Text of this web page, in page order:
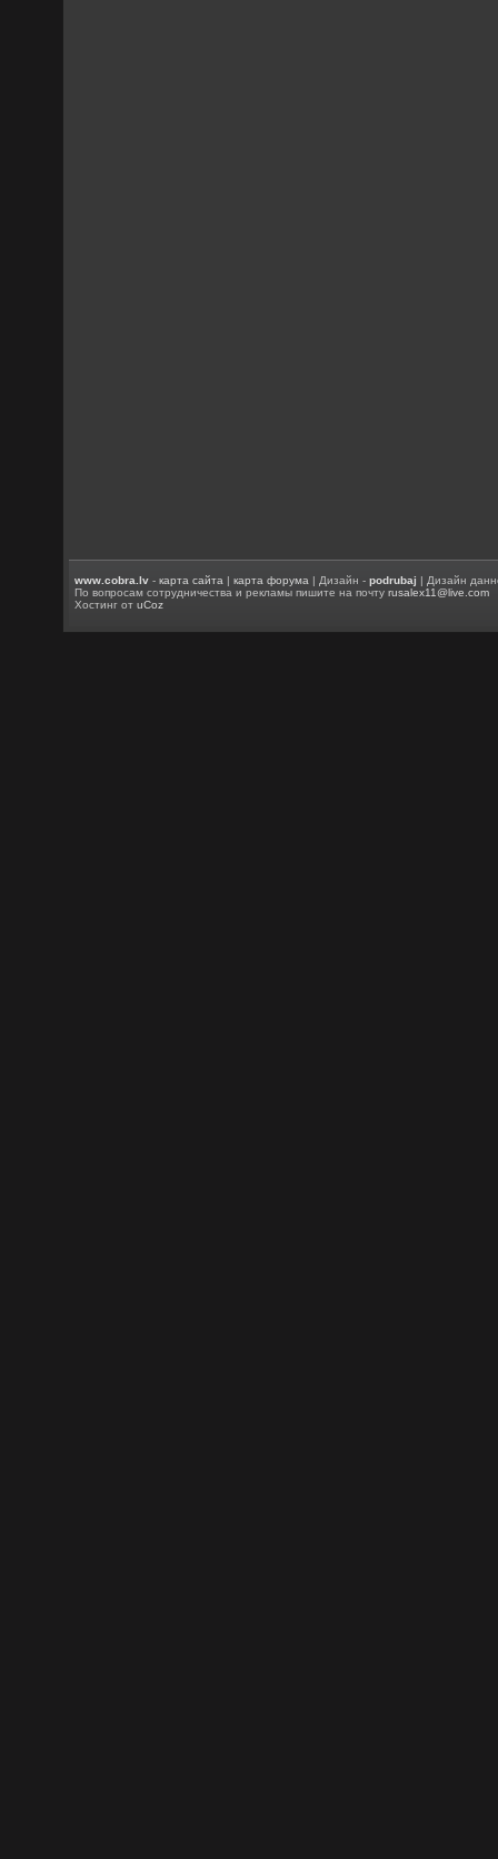
www.cobra.lv -карта сайта |карта форума | Дизайн -podrubaj | Дизайн
По вопросам сотрудничества и рекламы пишите на почтуrusalex11@live.com
Хостинг отuCoz